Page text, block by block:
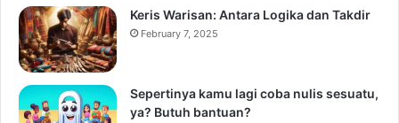
Keris Warisan: Antara Logika dan Takdir
February 7, 2025
Sepertinya kamu lagi coba nulis sesuatu,
ya? Butuh bantuan?